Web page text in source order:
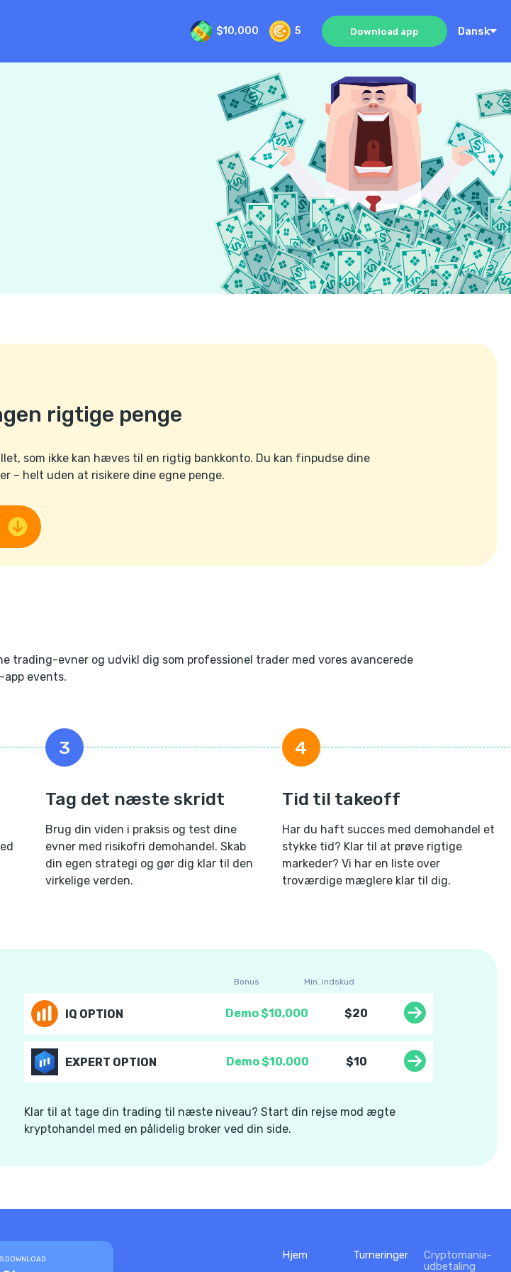
$10,000 5 Download app Dansk
rigtige penge
som ikke kan hæves til en rigtig bankkonto. Du kan finpudse dine
– helt uden at risikere dine egne penge.
evner og udvikl dig som professionel trader med vores avancerede
events.
3
Tag det næste skridt
Brug din viden i praksis og test dine
evner med risikofri demohandel. Skab
din egen strategi og gør dig klar til den
virkelige verden.
4
Tid til takeoff
Har du haft succes med demohandel et
stykke tid? Klar til at prøve rigtige
markeder? Vi har en liste over
troværdige mæglere klar til dig.
Bonus Min. indskud
IQ OPTION Demo $10,000 $20
EXPERT OPTION Demo $10,000 $10
Klar til at tage din trading til næste niveau? Start din rejse mod ægte
kryptohandel med en pålidelig broker ved din side.
Hjem Turneringer
Cryptomania-
udbetaling
DOWNLOAD